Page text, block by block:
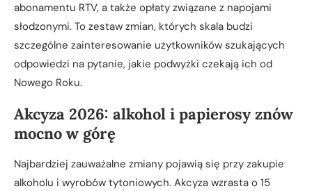
abonamentu RTV, a także opłaty związane z napojami
słodzonymi. To zestaw zmian, których skala budzi
szczególne zainteresowanie użytkowników szukających
odpowiedzi na pytanie, jakie podwyżki czekają ich od
Nowego Roku.
Akcyza 2026: alkohol i papierosy znów
mocno w górę
Najbardziej zauważalne zmiany pojawią się przy zakupie
alkoholu i wyrobów tytoniowych. Akcyza wzrasta o 15